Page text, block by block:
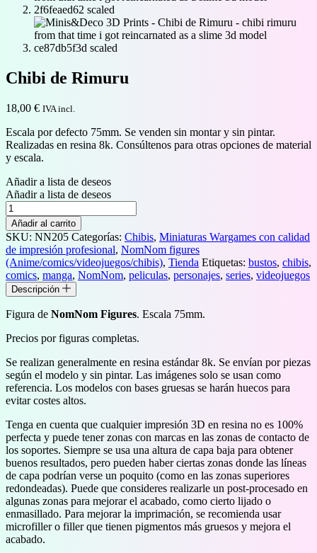
Chibi de Rimuru
18,00 € IVA incl.
Escala por defecto 75mm. Se venden sin montar y sin pintar.
Realizadas en resina 8k. Consúltenos para otras opciones de material
y escala.
Añadir a lista de deseos
Añadir a lista de deseos
Chibi
de
Rimuru
cantidad
Añadir al carrito
SKU: NN205 Categorías: Chibis, Miniaturas Wargames con calidad
de impresión profesional, NomNom figures
(Anime/comics/videojuegos/chibis), Tienda Etiquetas: bustos, chibis,
comics, manga, NomNom, peliculas, personajes, series, videojuegos
Descripción
Figura de NomNom Figures. Escala 75mm.
Precios por figuras completas.
Se realizan generalmente en resina estándar 8k. Se envían por piezas
según el modelo y sin pintar. Las imágenes solo se usan como
referencia. Los modelos con bases gruesas se harán huecos para
evitar costes altos.
Tenga en cuenta que cualquier impresión 3D en resina no es 100%
perfecta y puede tener zonas con marcas en las zonas de contacto de
los soportes. Siempre se usa una altura de capa baja para obtener
buenos resultados, pero pueden haber ciertas zonas donde las líneas
de capa podrían verse un poquito (como en las zonas superiores
redondeadas). Puede que consideres realizarle un post-procesado en
algunas zonas para mejorar el acabado, como cierto lijado o
enmasillado. Para mejorar la imprimación, se recomienda usar
microfiller o filler que tienen pigmentos más gruesos y mejora el
acabado.